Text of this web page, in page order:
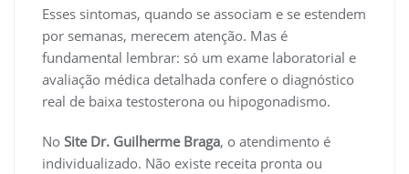
Esses sintomas, quando se associam e se estendem
por semanas, merecem atenção. Mas é
fundamental lembrar: só um exame laboratorial e
avaliação médica detalhada confere o diagnóstico
real de baixa testosterona ou hipogonadismo.
No Site Dr. Guilherme Braga, o atendimento é
individualizado. Não existe receita pronta ou